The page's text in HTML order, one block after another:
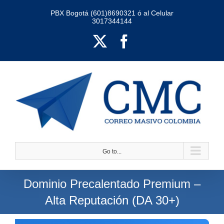
PBX Bogotá (601)8690321 ó al Celular
3017344144
Go to...
Dominio Precalentado Premium –
Alta Reputación (DA 30+)